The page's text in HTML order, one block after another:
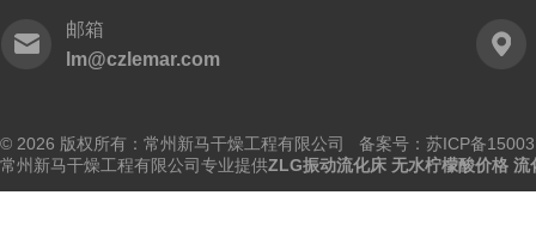
邮箱
lm@czlemar.com
© 2026 版权所有：常州新马干燥工程有限公司 备案号： 苏ICP备
常州新马干燥工程有限公司专业提供ZLG振动流化床 无水柠檬酸价格 流